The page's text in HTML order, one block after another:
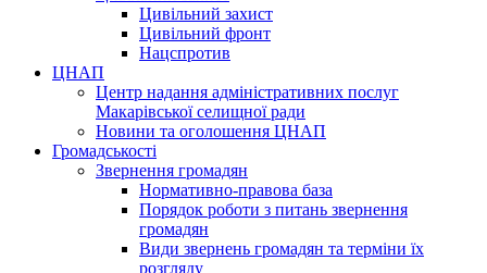
Цивільний захист
Цивільний фронт
Нацспротив
ЦНАП
Центр надання адміністративних послуг
Макарівської селищної ради
Новини та оголошення ЦНАП
Громадськості
Звернення громадян
Нормативно-правова база
Порядок роботи з питань звернення
громадян
Види звернень громадян та терміни їх
розгляду